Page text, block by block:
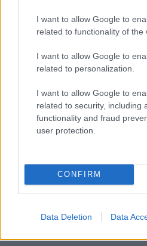
I want to allow Google to
related to functionality of the
I want to allow Google to
related to personalization.
I want to allow Google to
related to security, including
functionality and fraud
user protection.
CONFIRM
Data Deletion Data
Η Maria Rolls χωρίς φίλτρο